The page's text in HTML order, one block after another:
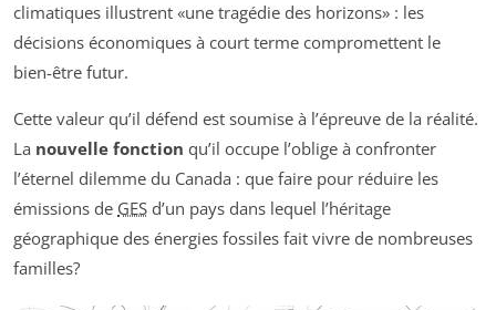
climatiques illustrent une tragédie des horizons : les
décisions économiques à court terme compromettent le
bien-être futur.
Cette valeur qu’il défend est soumise à l’épreuve de la réalité.
La nouvelle fonction qu’il occupe l’oblige à confronter
l’éternel dilemme du Canada : que faire pour réduire les
émissions de GES d’un pays dans lequel l’héritage
géographique des énergies fossiles fait vivre de nombreuses
familles?